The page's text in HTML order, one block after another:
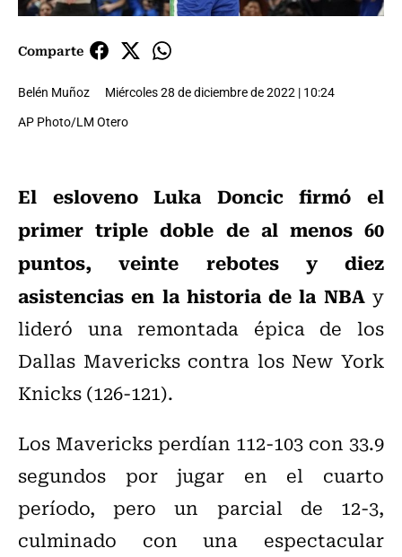
Comparte
Belén Muñoz
Miércoles 28 de diciembre de 2022 | 10:24
AP Photo/LM Otero
El esloveno Luka Doncic firmó el
primer triple doble de al menos 60
puntos, veinte rebotes y diez
asistencias en la historia de la NBAy
lideró una remontada épica de los
Dallas Mavericks contra los New York
Knicks (126-121).
Los Mavericks perdían 112-103 con 33.9
segundos por jugar en el cuarto
período, pero un parcial de 12-3,
culminado con una espectacular